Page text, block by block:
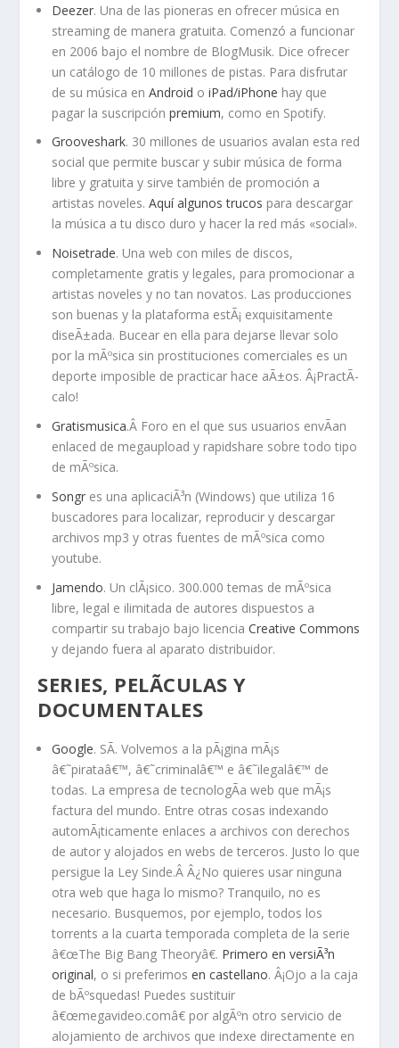
Deezer. Una de las pioneras en ofrecer música en
streaming de manera gratuita. Comenzó a funcionar
en 2006 bajo el nombre de BlogMusik. Dice ofrecer
un catálogo de 10 millones de pistas. Para disfrutar
de su música enAndroid oiPad/iPhone hay que
pagar la suscripciónpremium, como en Spotify.
Grooveshark. 30 millones de usuarios avalan esta red
social que permite buscar y subir música de forma
libre y gratuita y sirve también de promoción a
artistas noveles.Aquí algunos trucos para descargar
la música a tu disco duro y hacer la red más «social».
Noisetrade. Una web con miles de discos,
completamente gratis y legales, para promocionar a
artistas noveles y no tan novatos. Las producciones
son buenas y la plataforma estÃ¡ exquisitamente
diseÃ±ada. Bucear en ella para dejarse llevar solo
por la mÃºsica sin prostituciones comerciales es un
deporte imposible de practicar hace aÃ±os. Â¡PractÃ­
calo!
Gratismusica.Â Foro en el que sus usuarios envÃ­an
enlaced de megaupload y rapidshare sobre todo tipo
de mÃºsica.
Songr es una aplicaciÃ³n (Windows) que utiliza 16
buscadores para localizar, reproducir y descargar
archivos mp3 y otras fuentes de mÃºsica como
youtube.
Jamendo. Un clÃ¡sico. 300.000 temas de mÃºsica
libre, legal e ilimitada de autores dispuestos a
compartir su trabajo bajo licenciaCreative Commons
y dejando fuera al aparato distribuidor.
SERIES, PELÃ­CULAS Y
DOCUMENTALES
Google. SÃ­. Volvemos a la pÃ¡gina mÃ¡s
â€˜pirataâ€™, â€˜criminalâ€™ e â€˜ilegalâ€™ de
todas. La empresa de tecnologÃ­a web que mÃ¡s
factura del mundo. Entre otras cosas indexando
automÃ¡ticamente enlaces a archivos con derechos
de autor y alojados en webs de terceros. Justo lo que
persigue la Ley Sinde.Â Â¿No quieres usar ninguna
otra web que haga lo mismo? Tranquilo, no es
necesario. Busquemos, por ejemplo, todos los
torrents a la cuarta temporada completa de la serie
â€œThe Big Bang Theoryâ€. Primero en versiÃ³n
original, o si preferimosen castellano. Â¡Ojo a la caja
de bÃºsquedas! Puedes sustituir
â€œmegavideo.comâ€ por algÃºn otro servicio de
alojamiento de archivos que indexe directamente en